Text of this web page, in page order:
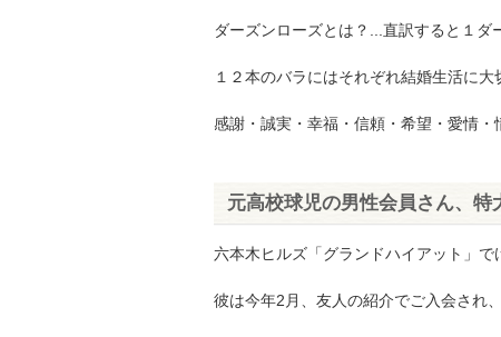
ダーズンローズとは？...直訳すると１ダ
１２本のバラにはそれぞれ結婚生活に
感謝・誠実・幸福・信頼・希望・愛情
元高校球児の男性会員さん、特
六本木ヒルズ「グランドハイアット」で
彼は今年2月、友人の紹介でご入会され